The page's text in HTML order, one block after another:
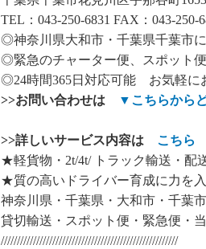
TEL：043-250-6831 FAX：043-250-
◎神奈川県大和市・千葉県千葉市
◎緊急のチャーター便、スポット
◎24時間365日対応可能 お気軽に
>>お問い合わせは ▼ こちらから
>>詳しいサービス内容は こちら
★軽貨物・2t/4t/ トラック輸送・配
★質の高いドライバー育成に力を
神奈川県・千葉県・大和市・千葉
貸切輸送・スポット便・緊急便・
///////////////////////////////////////////////////////